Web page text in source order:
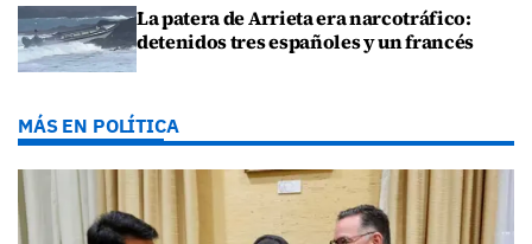
La patera de Arrieta era narcotráfico:
detenidos tres españoles y un francés
MÁS EN POLÍTICA